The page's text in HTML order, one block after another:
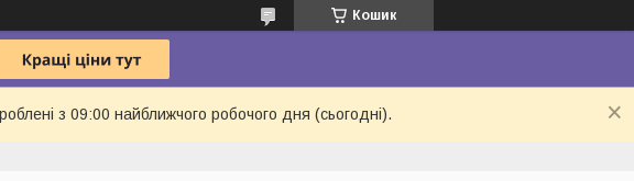
Кошик
з 09:00 найближчого робочого дня (сьогодні).